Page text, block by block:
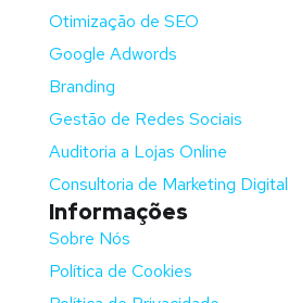
Otimização de SEO
Google Adwords
Branding
Gestão de Redes Sociais
Auditoria a Lojas Online
Consultoria de Marketing Digital
Informações
Sobre Nós
Política de Cookies